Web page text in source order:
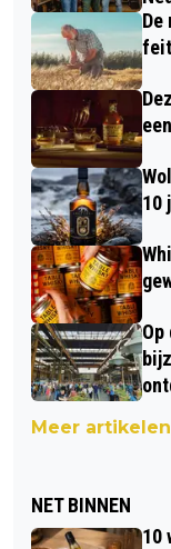
De
10
Meer artikelen
NET BINNEN
10